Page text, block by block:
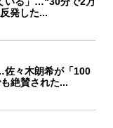
発した...
々木朗希が「100
絶賛された...